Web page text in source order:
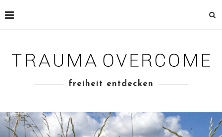
freiheit entdecken